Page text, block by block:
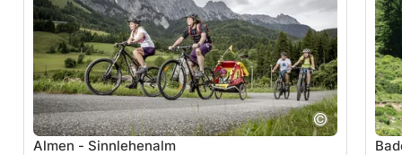
Almen - Sinnlehenalm